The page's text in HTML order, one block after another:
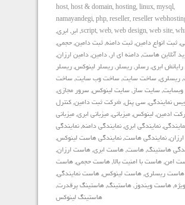
host, host & domain, hosting, linux, mysql,
namayandegi, php, reseller, reseller
script, web, web design, web site,
, ابر , ابری,
, ثبت انواع دامین, ثبت دامنه, ثبت دامین, حجمی,
آنلاین هاست, دامنه ای ار , دامین, دامین ارزان,
رایانش ابری, رسلر , ریسلر , ریسلر لینوکس, ریسلر
, ریسلری, ساخت سایت, ساخت وب سایت, ساخت
وبسایت, سایت ساز , سایت لینوکس, سرور مجازی,
نمایندگی, سی پنل, شرکت ثبت دامین, کنترل
ادمین, لینوکس, میزبانی, میزبانی ابری, میزبانی
, نمایندگی ابری, نمایندگی دامنه, نمایندگی
, نمایندگی هاست, نمایندگی هاست لینوکس,
هاستینگ, هاست, هاست ابری, هاست ارزان,
امن, هاست با امنیت بالا, هاست حجمی, هاست
هاست ریسلری, هاست لینوکس, هاست نمایندگی,
, هاست ویندوز , هاستینگ, هاستینگ پرقدرت,
هاستینگ لینوکس